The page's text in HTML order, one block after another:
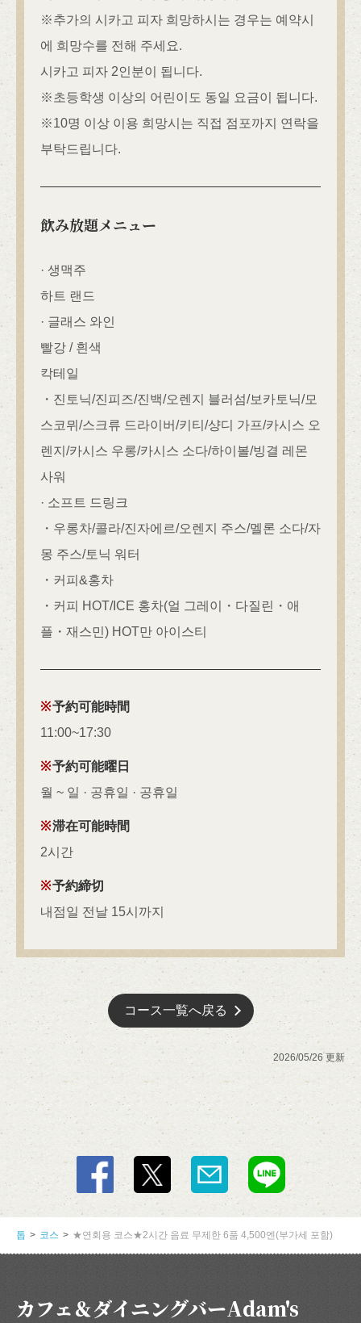
※추가의 시카고 피자 희망하시는 경우는 예약시
에 희망수를 전해 주세요.
시카고 피자 2인분이 됩니다.
※초등학생 이상의 어린이도 동일 요금이 됩니다.
※10명 이상 이용 희망시는 직접 점포까지 연락을
부탁드립니다.
飲み放題メニュー
· 생맥주
하트 랜드
· 글래스 와인
빨강 / 흰색
칵테일
・진토닉/진피즈/진백/오렌지 블러섬/보카토닉/모
스코뮈/스크류 드라이버/키티/샹디 가프/카시스 오
렌지/카시스 우롱/카시스 소다/하이볼/빙결 레몬
사워
· 소프트 드링크
・우롱차/콜라/진자에르/오렌지 주스/멜론 소다/자
몽 주스/토닉 워터
・커피&홍차
・커피 HOT/ICE 홍차(얼 그레이・다질린・애
플・재스민) HOT만 아이스티
予約可能時間
11:00~17:30
予約可能曜日
월 ~ 일 · 공휴일 · 공휴일
滞在可能時間
2시간
予約締切
내점일 전날 15시까지
コース一覧へ戻る
2026/05/26 更新
톱 코스 ★연회용 코스★2시간 음료 무제한 6품 4,500엔(부가세 포함)
カフェ＆ダイニングバーAdam's
この店舗情報をシェアする
東京都立川市緑町4-5 コトブキヤビル201
https://adamsawesomepie.owst.jp/courses/215699745
閉じる